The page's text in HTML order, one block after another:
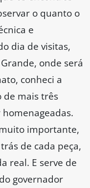
o quanto o
e
dia de visitas,
onde será
conheci a
de mais três
importante,
de cada peça,
real. E serve de
governador